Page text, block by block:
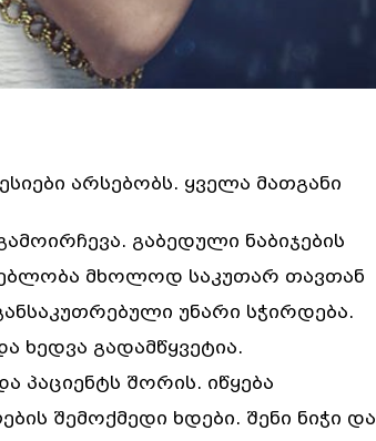
არსებობს. ყველა მათგანი
გაბედული ნაბიჯების
მხოლოდ საკუთარ თავთან
უნარი სჭირდება.
ხედვა გადამწყვეტია.
პაციენტს შორის. იწყება
შემოქმედი ხდები. შენი ნიჭი და